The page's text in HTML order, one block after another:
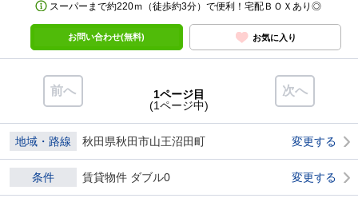
スーパーまで約220ｍ（徒歩約3分）で便利！宅配ＢＯＸあり◎
お問い合わせ(無料) お気に入り
前へ 次へ
1ページ目
(1ページ中)
地域・路線 秋田県秋田市山王沼田町 変更する
条件 賃貸物件 ダブル0 変更する